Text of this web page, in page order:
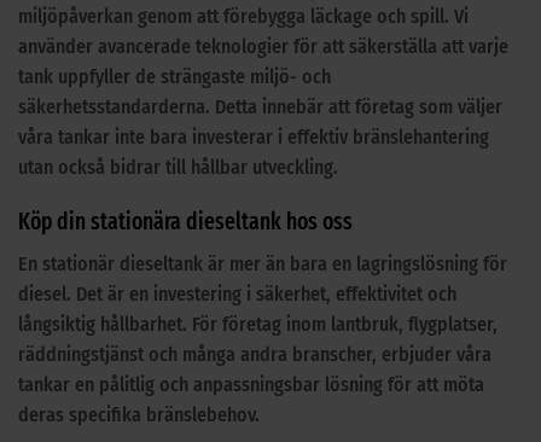
miljöpåverkan genom att förebygga läckage och spill. Vi
använder avancerade teknologier för att säkerställa att varje
tank uppfyller de strängaste miljö- och
säkerhetsstandarderna. Detta innebär att företag som väljer
våra tankar inte bara investerar i effektiv bränslehantering
utan också bidrar till hållbar utveckling.
Köp din stationära dieseltank hos oss
En stationär dieseltank är mer än bara en lagringslösning för
diesel. Det är en investering i säkerhet, effektivitet och
långsiktig hållbarhet. För företag inom lantbruk, flygplatser,
räddningstjänst och många andra branscher, erbjuder våra
tankar en pålitlig och anpassningsbar lösning för att möta
deras specifika bränslebehov.